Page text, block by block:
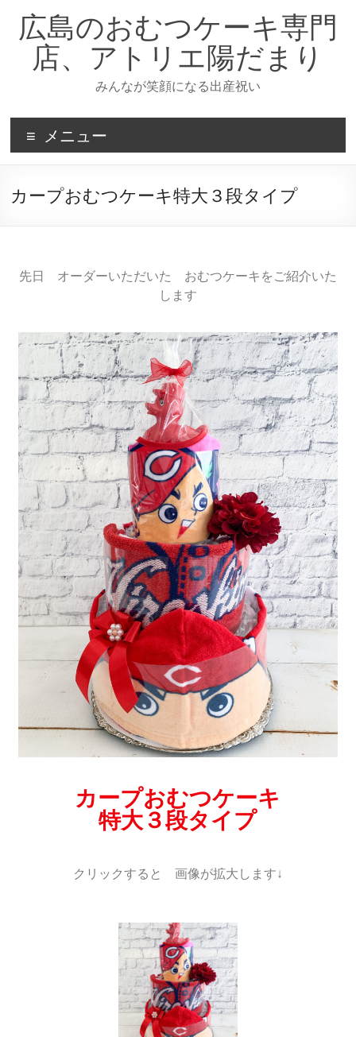
広島のおむつケーキ専門
店、アトリエ陽だまり
みんなが笑顔になる出産祝い
メニュー
カープおむつケーキ特大３段タイプ
先日 オーダーいただいた おむつケーキをご紹介いた
します
カープおむつケーキ
特大３段タイプ
クリックすると 画像が拡大します↓